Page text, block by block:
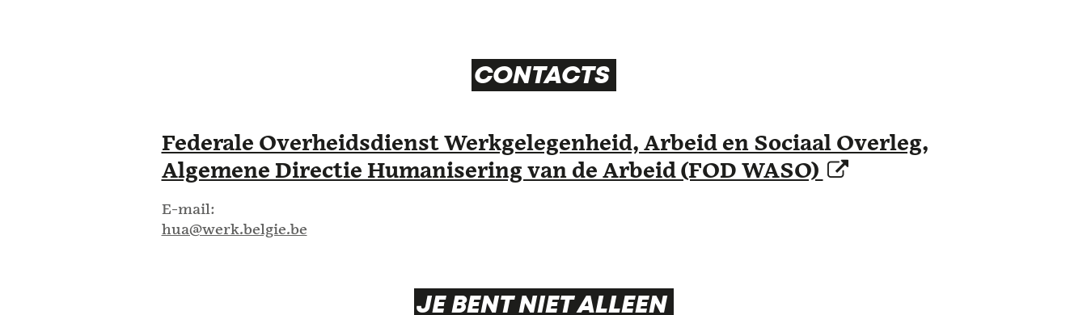
CONTACTS
Federale Overheidsdienst Werkgelegenheid, Arbeid en Sociaal Overleg,
Algemene Directie Humanisering van de Arbeid (FOD WASO)
E-mail
hua@werk.belgie.be
JE BENT NIET ALLEEN